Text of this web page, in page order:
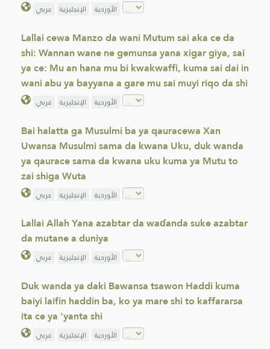
عربي الإنجليزية الأوردية
Lallai cewa Manzo da wani Mutum sai aka ce da
shi: Wannan wane ne gemunsa yana xigar giya, sai
ya ce: Mu an hana mu bi kwakwaffi, kuma sai dai in
wani abu ya bayyana a gare mu sai muyi riqo da shi
عربي الإنجليزية الأوردية
Bai halatta ga Musulmi ba ya qauracewa Xan
Uwansa Musulmi sama da kwana Uku, duk wanda
ya qaurace sama da kwana uku kuma ya Mutu to
zai shiga Wuta
عربي الإنجليزية الأوردية
‌Lallai Allah Yana azabtar da waɗanda suke azabtar
da mutane a duniya
عربي الإنجليزية الأوردية
Duk wanda ya daki Bawansa tsawon Haddi kuma
baiyi laifin haddin ba, ko ya mare shi to kaffararsa
ita ce ya 'yanta shi
عربي الإنجليزية الأوردية